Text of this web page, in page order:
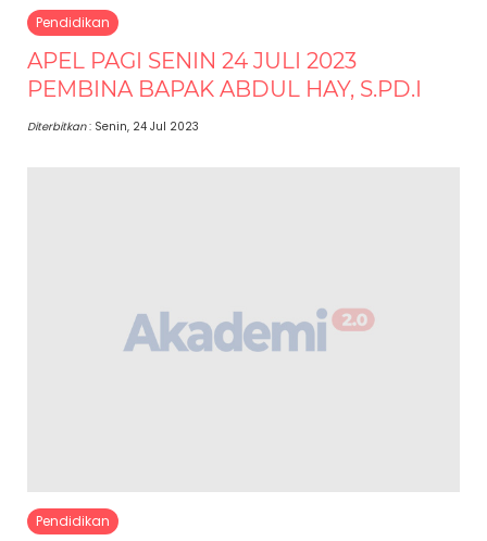
Pendidikan
APEL PAGI SENIN 24 JULI 2023
PEMBINA BAPAK ABDUL HAY, S.PD.I
Diterbitkan: Senin, 24 Jul 2023
Pendidikan